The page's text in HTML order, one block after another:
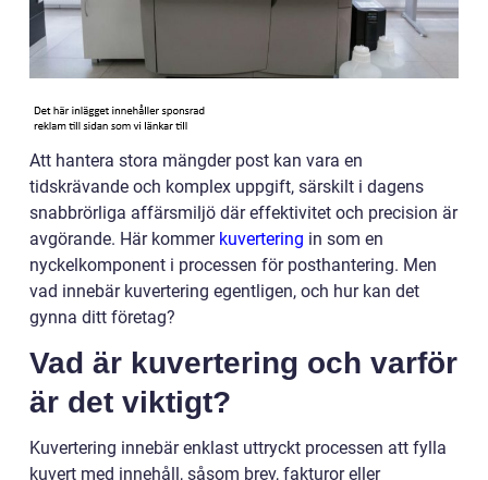
Att hantera stora mängder post kan vara en
tidskrävande och komplex uppgift, särskilt i dagens
snabbrörliga affärsmiljö där effektivitet och precision är
avgörande. Här kommer kuvertering in som en
nyckelkomponent i processen för posthantering. Men
vad innebär kuvertering egentligen, och hur kan det
gynna ditt företag?
Vad är kuvertering och varför
är det viktigt?
Kuvertering innebär enklast uttryckt processen att fylla
kuvert med innehåll, såsom brev, fakturor eller